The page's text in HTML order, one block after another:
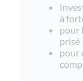
à
pour
prisé
pour